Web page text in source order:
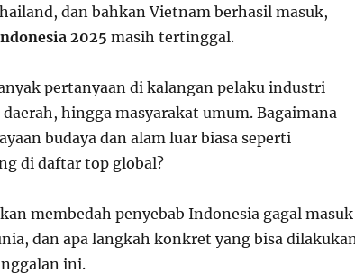
dan bahkan Vietnam berhasil masuk,
2025 masih tertinggal.
pertanyaan di kalangan pelaku industri
hingga masyarakat umum. Bagaimana
budaya dan alam luar biasa seperti
di daftar top global?
membedah penyebab Indonesia gagal masuk
dan apa langkah konkret yang bisa
ini.